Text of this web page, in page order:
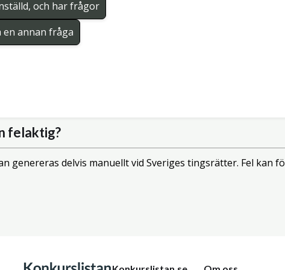
och har frågor
en annan fråga
felaktig?
genereras delvis manuellt vid Sveriges tingsrätter. Fel kan